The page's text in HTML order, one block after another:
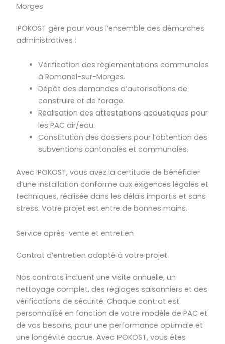
Morges
IPOKOST gère pour vous l’ensemble des démarches
administratives :
Vérification des réglementations communales
à Romanel-sur-Morges.
Dépôt des demandes d’autorisations de
construire et de forage.
Réalisation des attestations acoustiques pour
les PAC air/eau.
Constitution des dossiers pour l’obtention des
subventions cantonales et communales.
Avec IPOKOST, vous avez la certitude de bénéficier
d’une installation conforme aux exigences légales et
techniques, réalisée dans les délais impartis et sans
stress. Votre projet est entre de bonnes mains.
Service après-vente et entretien
Contrat d’entretien adapté à votre projet
Nos contrats incluent une visite annuelle, un
nettoyage complet, des réglages saisonniers et des
vérifications de sécurité. Chaque contrat est
personnalisé en fonction de votre modèle de PAC et
de vos besoins, pour une performance optimale et
une longévité accrue. Avec IPOKOST, vous êtes